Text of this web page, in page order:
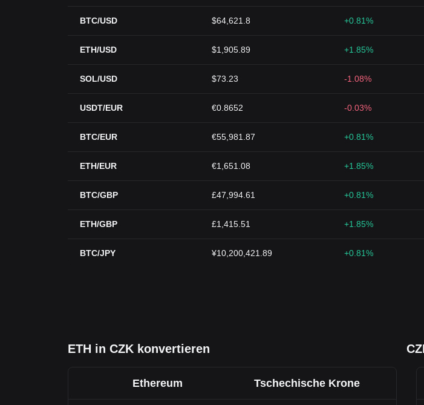
BTC/USD $64,621.8 +0.81%
ETH/USD $1,905.89 +1.85%
SOL/USD $73.23 -1.08%
USDT/EUR €0.8652 -0.03%
BTC/EUR €55,981.87 +0.81%
ETH/EUR €1,651.08 +1.85%
BTC/GBP £47,994.61 +0.81%
ETH/GBP £1,415.51 +1.85%
BTC/JPY ¥10,200,421.89 +0.81%
ETH in CZK konvertieren
Ethereum Tschechische Krone